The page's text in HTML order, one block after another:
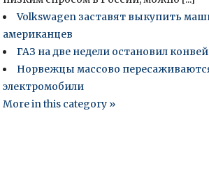
Volkswagen заставят выкупить
американцев
ГАЗ на две недели остановил
Норвежцы массово
электромобили
More in this category »